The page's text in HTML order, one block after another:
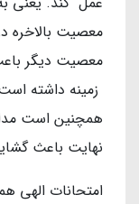
معصیت بالاخره
معصیت دیگر
زمینه داشته
همچنین است
نهایت باعث
امتحانات الهی